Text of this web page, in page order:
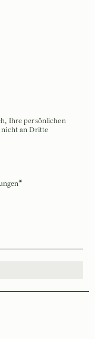
Ihre persönlichen
nicht an Dritte
*